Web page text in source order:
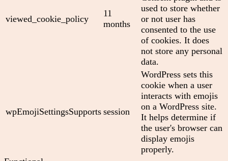
viewed_cookie_policy
11
months
used to store whether
or not user has
consented to the use
of cookies. It does
not store any personal
data.
wpEmojiSettingsSupports session
WordPress sets this
cookie when a user
interacts with emojis
on a WordPress site.
It helps determine if
the user's browser can
display emojis
properly.